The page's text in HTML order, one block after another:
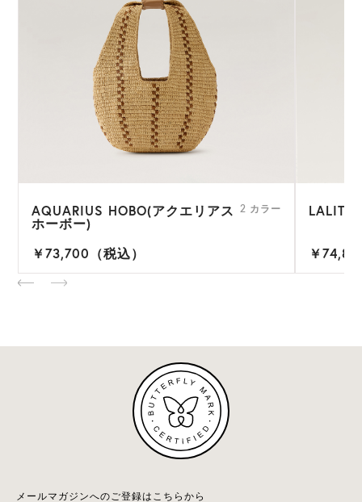
AQUARIUS HOBO(アクエリアス
ホーボー)
2 カラー
￥73,700（税込）
LALITH
￥
メールマガジンへのご登録はこちらから